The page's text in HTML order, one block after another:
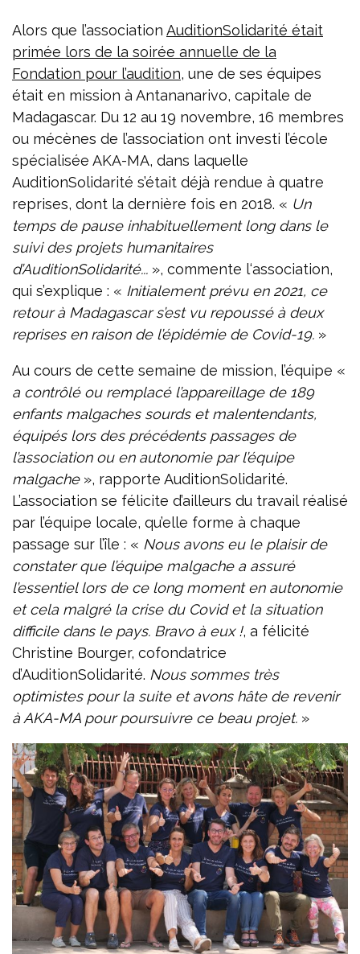
Alors que l’association AuditionSolidarité était
primée lors de la soirée annuelle de la
Fondation pour l’audition, une de ses équipes
était en mission à Antananarivo, capitale de
Madagascar. Du 12 au 19 novembre, 16 membres
ou mécènes de l’association ont investi l’école
spécialisée AKA-MA, dans laquelle
AuditionSolidarité s’était déjà rendue à quatre
reprises, dont la dernière fois en 2018. « Un
temps de pause inhabituellement long dans le
suivi des projets humanitaires
d’AuditionSolidarité... », commente l‘association,
qui s’explique : « Initialement prévu en 2021, ce
retour à Madagascar s’est vu repoussé à deux
reprises en raison de l’épidémie de Covid-19. »
Au cours de cette semaine de mission, l’équipe «
a contrôlé ou remplacé l’appareillage de 189
enfants malgaches sourds et malentendants,
équipés lors des précédents passages de
l’association ou en autonomie par l’équipe
malgache », rapporte AuditionSolidarité.
L’association se félicite d’ailleurs du travail réalisé
par l’équipe locale, qu’elle forme à chaque
passage sur l’île : « Nous avons eu le plaisir de
constater que l’équipe malgache a assuré
l’essentiel lors de ce long moment en autonomie
et cela malgré la crise du Covid et la situation
difficile dans le pays. Bravo à eux !, a félicité
Christine Bourger, cofondatrice
d’AuditionSolidarité. Nous sommes très
optimistes pour la suite et avons hâte de revenir
à AKA-MA pour poursuivre ce beau projet. »